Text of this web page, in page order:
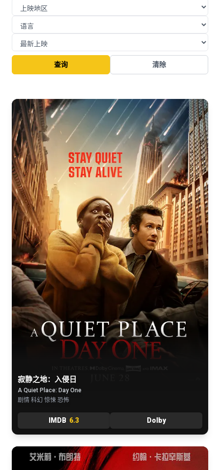
查询 清除
寂静之地：入侵日
A Quiet Place: Day One
剧情 科幻 惊悚 恐怖
IMDB 6.3 Dolby